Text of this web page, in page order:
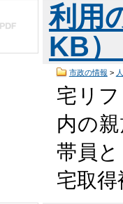
利用
KB
市政の情報 >
宅リ
内の
帯員
宅取